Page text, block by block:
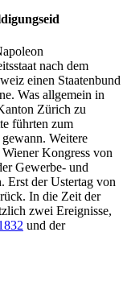
nach dem
einen Staatenbund
Was allgemein in
Zürich zu
führten zum
Weitere
Kongress von
Gewerbe- und
Erst der Ustertag von
In die Zeit der
zwei Ereignisse,
und der